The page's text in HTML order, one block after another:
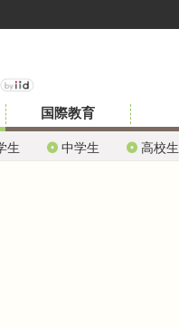
生 中学生 高校生
国際教育